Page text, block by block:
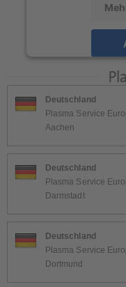
Deutschland
Plasma Service
Aachen
Deutschland
Plasma Service
Darmstadt
Deutschland
Plasma Service
Dortmund